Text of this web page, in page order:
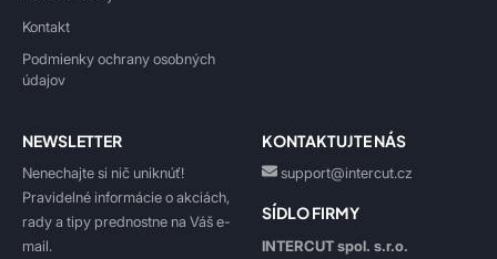
Kontakt
Podmienky ochrany osobných
údajov
NEWSLETTER
Nenechajte si nič uniknúť!
Pravidelné informácie o akciách,
rady a tipy prednostne na Váš e-
mail.
KONTAKTUJTE NÁS
support@intercut.cz
SÍDLO FIRMY
INTERCUT spol. s.r.o.